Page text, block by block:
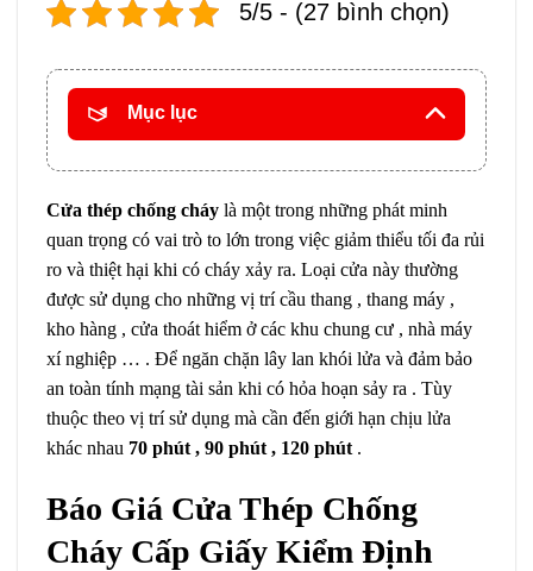
5/5 - (27 bình chọn)
Mục lục
Cửa thép chống cháy là một trong những phát minh
quan trọng có vai trò to lớn trong việc giảm thiểu tối đa rủi
ro và thiệt hại khi có cháy xảy ra. Loại cửa này thường
được sử dụng cho những vị trí cầu thang , thang máy ,
kho hàng , cửa thoát hiểm ở các khu chung cư , nhà máy
xí nghiệp … . Để ngăn chặn lây lan khói lửa và đảm bảo
an toàn tính mạng tài sản khi có hỏa hoạn sảy ra . Tùy
thuộc theo vị trí sử dụng mà cần đến giới hạn chịu lửa
khác nhau 70 phút , 90 phút , 120 phút .
Báo Giá Cửa Thép Chống
Cháy Cấp Giấy Kiểm Định